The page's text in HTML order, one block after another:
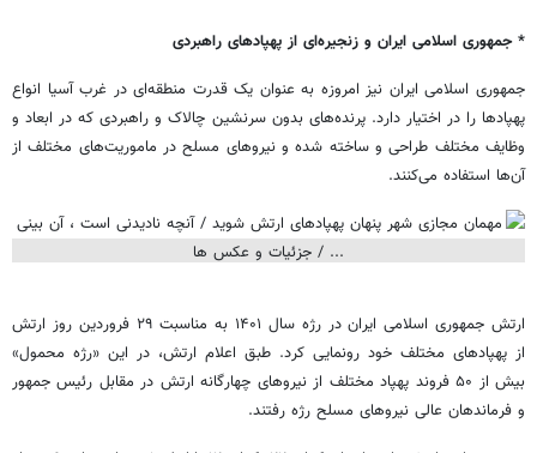
* جمهوری اسلامی ایران و زنجیره‌ای از پهپادهای راهبردی
جمهوری اسلامی ایران نیز امروزه به عنوان یک قدرت منطقه‌ای در غرب آسیا انواع
پهپادها را در اختیار دارد. پرنده‌های بدون سرنشین چالاک و راهبردی که در ابعاد و
وظایف مختلف طراحی و ساخته شده و نیروهای مسلح در ماموریت‌های مختلف از
آن‌ها استفاده می‌کنند.
ارتش جمهوری اسلامی ایران در رژه سال ۱۴۰۱ به مناسبت ۲۹ فروردین روز ارتش
از پهپادهای مختلف خود رونمایی کرد. طبق اعلام ارتش، در این «رژه محمول»
بیش از ۵۰ فروند پهپاد مختلف از نیروهای چهارگانه ارتش در مقابل رئیس جمهور
و فرماندهان عالی نیروهای مسلح رژه رفتند.